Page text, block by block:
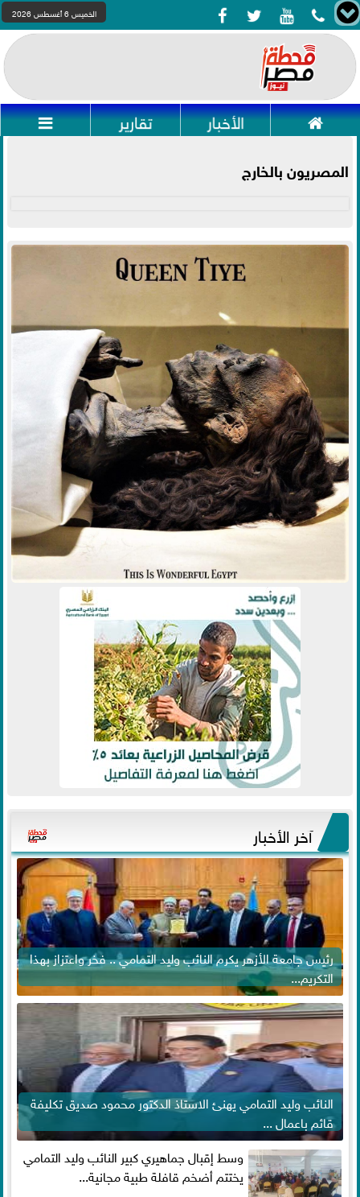
    الخميس 6 أغسطس 2026
 الأخبار تقارير 
المصريون بالخارج
آخر الأخبار
رئيس جامعة الأزهر يكرم النائب وليد التمامي .. فخر واعتزاز بهذا
التكريم...
النائب وليد التمامي يهنئ الاستاذ الدكتور محمود صديق تكليفة
قائم باعمال ...
وسط إقبال جماهيري كبير النائب وليد التمامي
يختتم أضخم قافلة طبية مجانية...